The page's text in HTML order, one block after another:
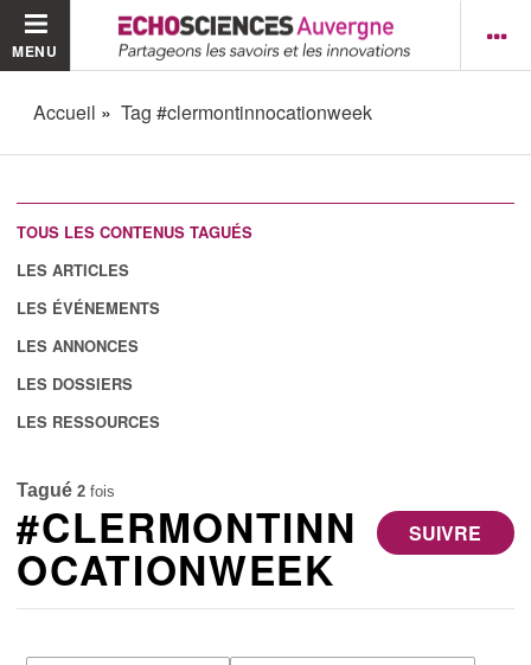
MENU
Accueil Tag #clermontinnocationweek
TOUS LES CONTENUS TAGUÉS
LES ARTICLES
LES ÉVÉNEMENTS
LES ANNONCES
LES DOSSIERS
LES RESSOURCES
Tagué 2 fois
SUIVRE
#CLERMONTINN
OCATIONWEEK